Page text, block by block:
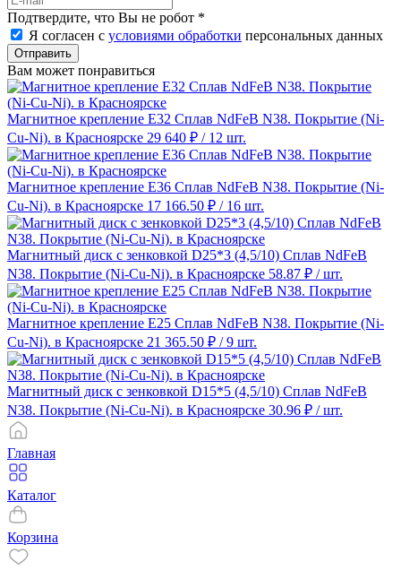
Подтвердите, что Вы не робот *
Я согласен с условиями обработки персональных данных
Отправить
Вам может понравиться
Магнитное крепление E32 Сплав NdFeB N38. Покрытие (Ni-
Cu-Ni). в Красноярске 29 640 ₽ / 12 шт.
Магнитное крепление E36 Сплав NdFeB N38. Покрытие (Ni-
Cu-Ni). в Красноярске 17 166.50 ₽ / 16 шт.
Магнитный диск с зенковкой D25*3 (4,5/10) Сплав NdFeB
N38. Покрытие (Ni-Cu-Ni). в Красноярске 58.87 ₽ / шт.
Магнитное крепление E25 Сплав NdFeB N38. Покрытие (Ni-
Cu-Ni). в Красноярске 21 365.50 ₽ / 9 шт.
Магнитный диск с зенковкой D15*5 (4,5/10) Сплав NdFeB
N38. Покрытие (Ni-Cu-Ni). в Красноярске 30.96 ₽ / шт.
Главная
Каталог
Корзина